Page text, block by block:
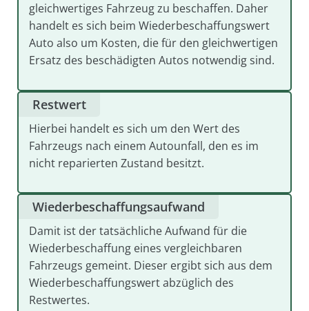
gleichwertiges Fahrzeug zu beschaffen. Daher
handelt es sich beim Wiederbeschaffungswert
Auto also um Kosten, die für den gleichwertigen
Ersatz des beschädigten Autos notwendig sind.
Restwert
Hierbei handelt es sich um den Wert des
Fahrzeugs nach einem Autounfall, den es im
nicht reparierten Zustand besitzt.
Wiederbeschaffungsaufwand
Damit ist der tatsächliche Aufwand für die
Wiederbeschaffung eines vergleichbaren
Fahrzeugs gemeint. Dieser ergibt sich aus dem
Wiederbeschaffungswert abzüglich des
Restwertes.